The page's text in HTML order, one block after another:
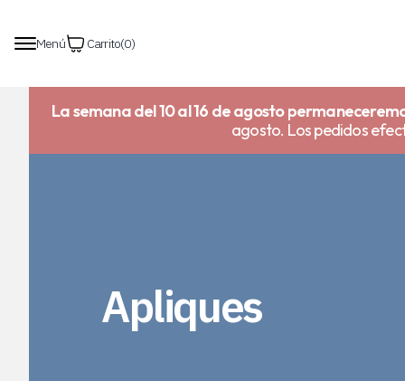
Menú Carrito(0)
La semana del 10 al 16 de agosto
agosto. Los pedidos
Apliques